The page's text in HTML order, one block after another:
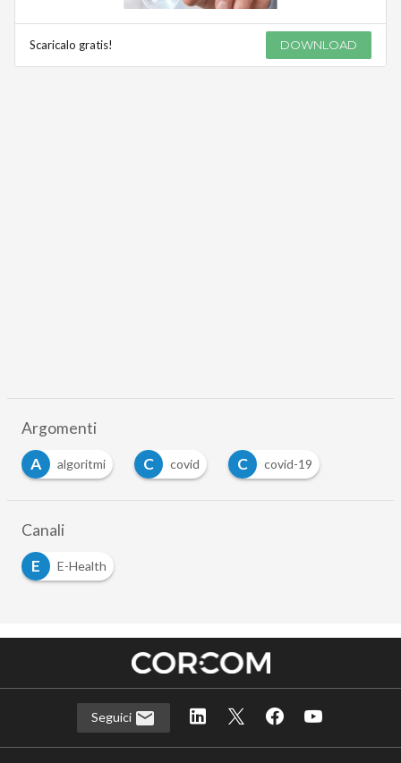
Scaricalo gratis! DOWNLOAD
Argomenti
A
algoritmi C covid C covid-19
Canali
E
E-Health
Seguici